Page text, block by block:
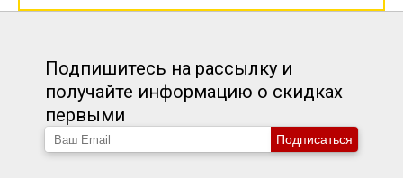
Подпишитесь на рассылку и
получайте информацию о скидках
первыми
Подписаться